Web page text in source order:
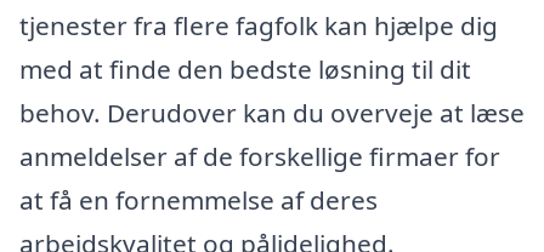
tjenester fra flere fagfolk kan hjælpe dig
med at finde den bedste løsning til dit
behov. Derudover kan du overveje at læse
anmeldelser af de forskellige firmaer for
at få en fornemmelse af deres
arbejdskvalitet og pålidelighed.